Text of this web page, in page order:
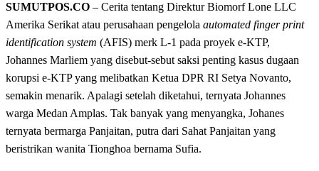
SUMUTPOS.CO – Cerita tentang Direktur Biomorf Lone LLC
Amerika Serikat atau perusahaan pengelola automated finger print
identification system (AFIS) merk L-1 pada proyek e-KTP,
Johannes Marliem yang disebut-sebut saksi penting kasus dugaan
korupsi e-KTP yang melibatkan Ketua DPR RI Setya Novanto,
semakin menarik. Apalagi setelah diketahui, ternyata Johannes
warga Medan Amplas. Tak banyak yang menyangka, Johanes
ternyata bermarga Panjaitan, putra dari Sahat Panjaitan yang
beristrikan wanita Tionghoa bernama Sufia.